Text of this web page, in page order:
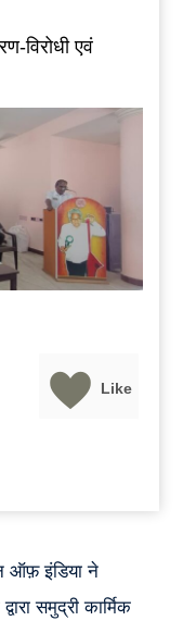
विरोधी एवं
Like
ऑफ़ इंडिया ने
समुद्री कार्मिक